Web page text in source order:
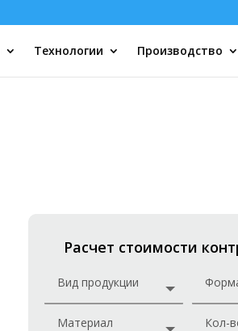
Технологии Производство
Расчет стоимости